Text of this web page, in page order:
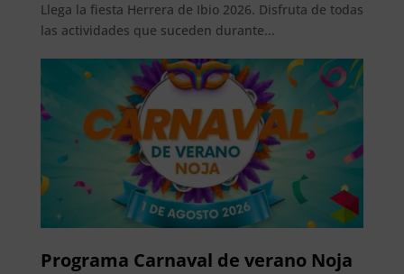
Llega la fiesta Herrera de Ibio 2026. Disfruta de todas
las actividades que suceden durante...
Programa Carnaval de verano Noja